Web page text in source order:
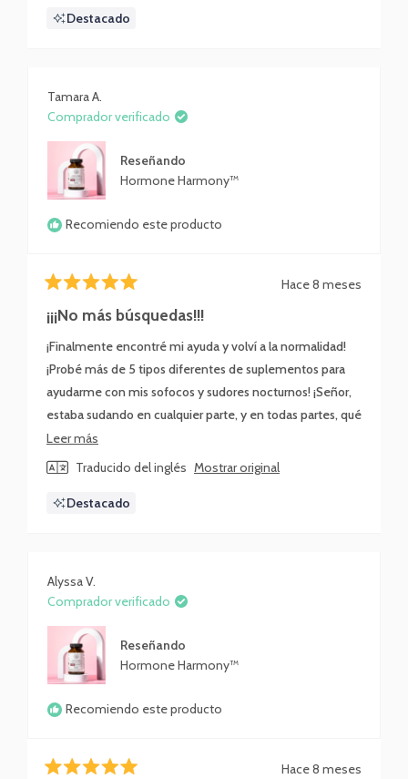
Destacado
Tamara A.
Comprador verificado
Reseñando
Hormone Harmony™
Recomiendo este producto
5
de
estrellas
Hace 8 meses
¡¡¡No más búsquedas!!!
¡Finalmente encontré mi ayuda y volví a la normalidad!
¡Probé más de 5 tipos diferentes de suplementos para
ayudarme con mis sofocos y sudores nocturnos! ¡Señor,
estaba sudando en cualquier parte, y en todas partes, qué
embarazoso! ¡Le mencioné mi problema a un
compañero de trabajo y me llevaron a este milagro en
¡¡¡¡¡¡¡¡¡¡¡¡¡¡¡¡¡¡¡¡¡¡¡¡¡¡¡¡¡¡¡¡¡¡¡¡¡¡¡¡¡¡¡ Harmony Harmone, ¡¡¡¡¡eres una
Leer más
más
esta
Traducido del inglés Mostrar original
Destacado
Alyssa V.
Comprador verificado
Reseñando
Hormone Harmony™
Recomiendo este producto
Hace 8 meses